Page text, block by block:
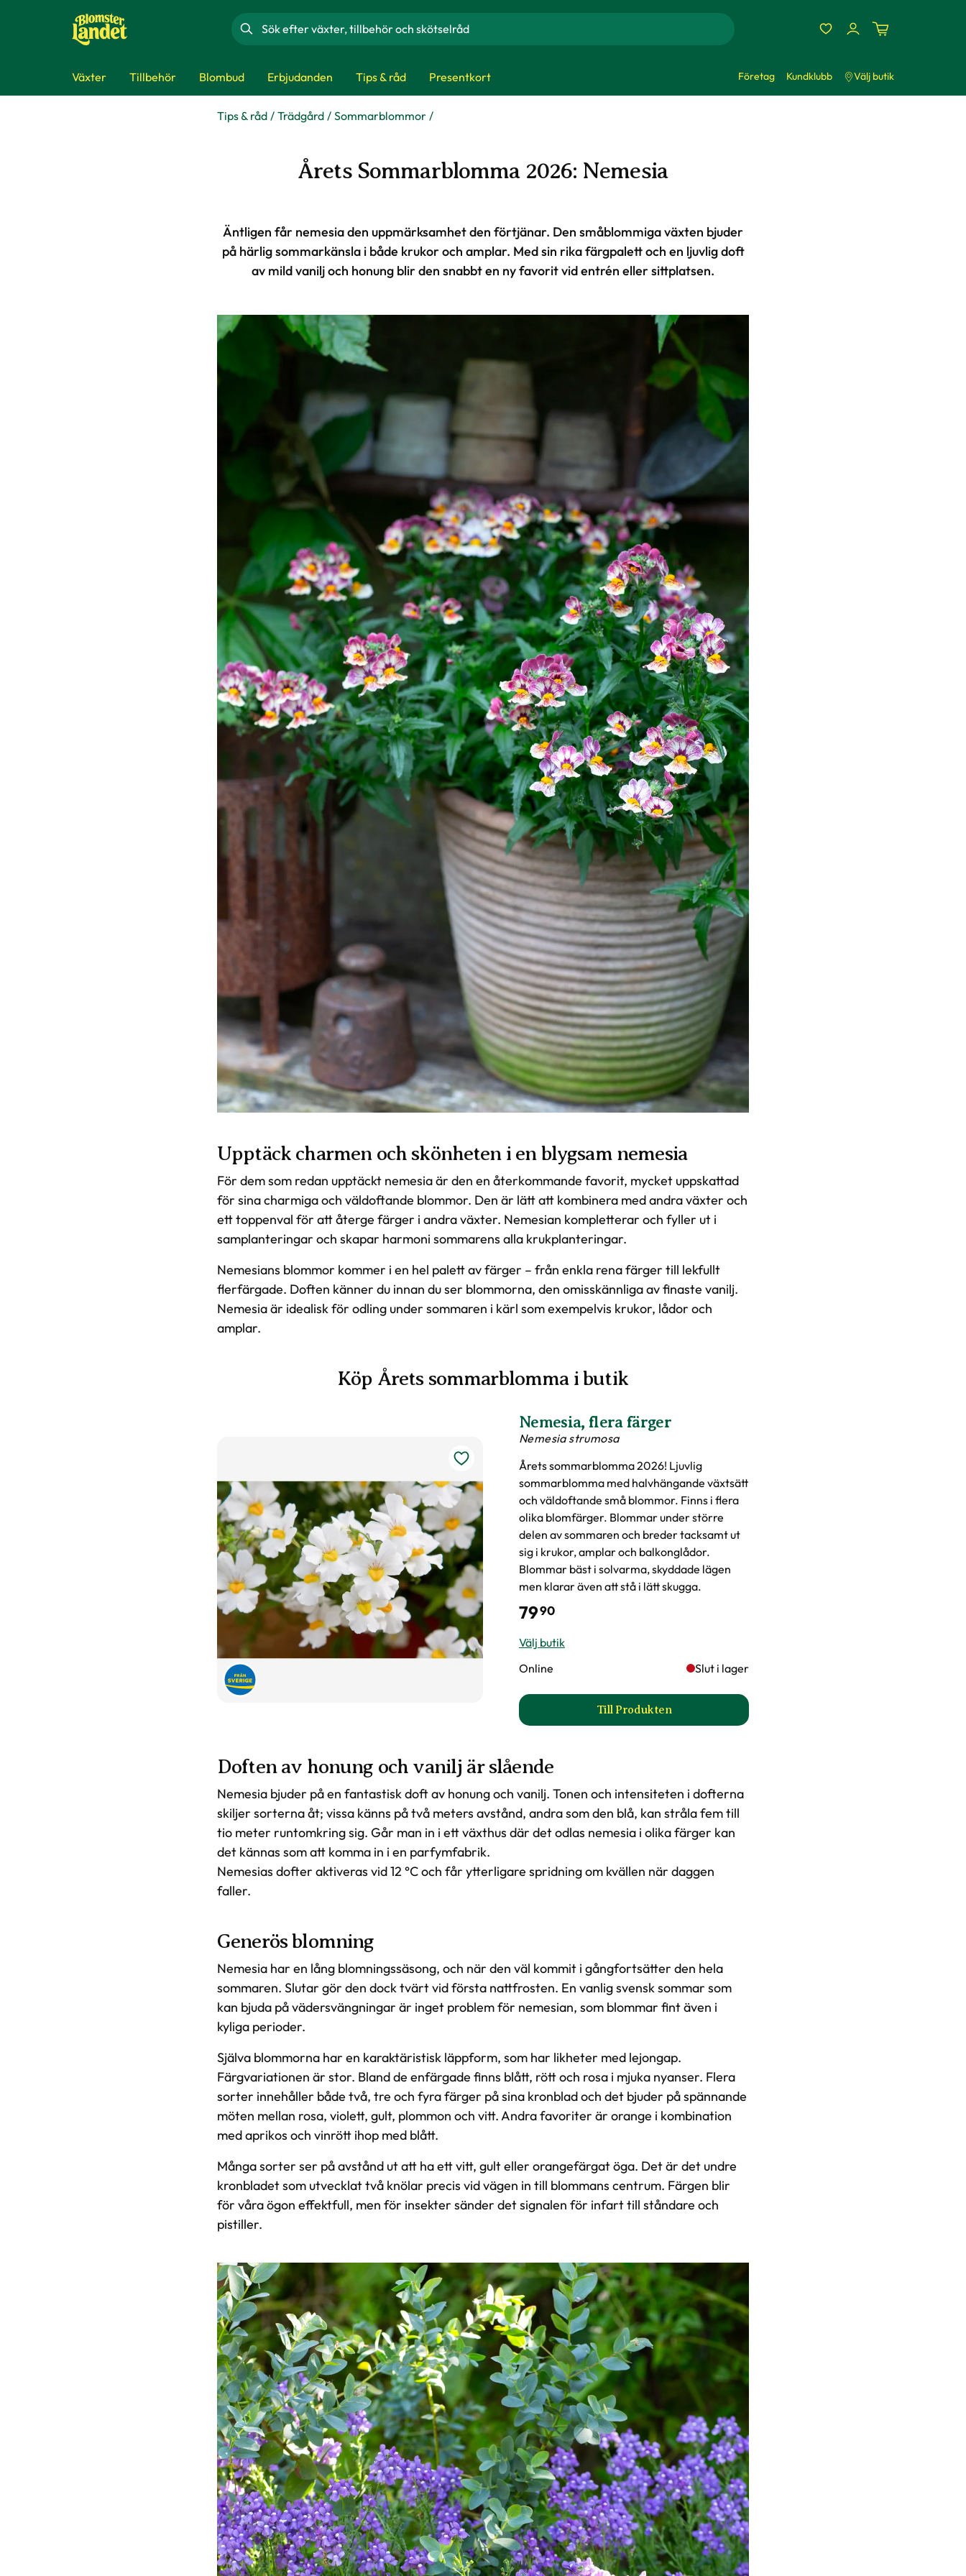
Sök
Växter Tillbehör Blombud Erbjudanden Tips & råd Presentkort Företag Kundklubb Välj butik
Tips & råd Trädgård Sommarblommor
Årets Sommarblomma 2026: Nemesia
Äntligen får nemesia den uppmärksamhet den förtjänar. Den småblommiga växten bjuder
på härlig sommarkänsla i både krukor och amplar. Med sin rika färgpalett och en ljuvlig doft
av mild vanilj och honung blir den snabbt en ny favorit vid entrén eller sittplatsen.
Upptäck charmen och skönheten i en blygsam nemesia
För dem som redan upptäckt nemesia är den en återkommande favorit, mycket uppskattad
för sina charmiga och väldoftande blommor. Den är lätt att kombinera med andra växter och
ett toppenval för att återge färger i andra växter. Nemesian kompletterar och fyller ut i
samplanteringar och skapar harmoni sommarens alla krukplanteringar.
Nemesians blommor kommer i en hel palett av färger – från enkla rena färger till lekfullt
flerfärgade. Doften känner du innan du ser blommorna, den omisskännliga av finaste vanilj.
Nemesia är idealisk för odling under sommaren i kärl som exempelvis krukor, lådor och
amplar.
Köp Årets sommarblomma i butik
Nemesia, flera färger
Nemesia strumosa
Årets sommarblomma 2026! Ljuvlig
sommarblomma med halvhängande växtsätt
och väldoftande små blommor. Finns i flera
olika blomfärger. Blommar under större
delen av sommaren och breder tacksamt ut
sig i krukor, amplar och balkonglådor.
Blommar bäst i solvarma, skyddade lägen
men klarar även att stå i lätt skugga.
7990
Välj butik
Online
Slut i lager
Till Produkten
till Nemesia, flera färger produktsida
Doften av honung och vanilj är slående
Nemesia bjuder på en fantastisk doft av honung och vanilj. Tonen och intensiteten i dofterna
skiljer sorterna åt; vissa känns på två meters avstånd, andra som den blå, kan stråla fem till
tio meter runtomkring sig. Går man in i ett växthus där det odlas nemesia i olika färger kan
det kännas som att komma in i en parfymfabrik.
Nemesias dofter aktiveras vid 12 °C och får ytterligare spridning om kvällen när daggen
faller.
Generös blomning
Nemesia har en lång blomningssäsong, och när den väl kommit i gångfortsätter den hela
sommaren. Slutar gör den dock tvärt vid första nattfrosten. En vanlig svensk sommar som
kan bjuda på vädersvängningar är inget problem för nemesian, som blommar fint även i
kyliga perioder.
Själva blommorna har en karaktäristisk läppform, som har likheter med lejongap.
Färgvariationen är stor. Bland de enfärgade finns blått, rött och rosa i mjuka nyanser. Flera
sorter innehåller både två, tre och fyra färger på sina kronblad och det bjuder på spännande
möten mellan rosa, violett, gult, plommon och vitt. Andra favoriter är orange i kombination
med aprikos och vinrött ihop med blått.
Många sorter ser på avstånd ut att ha ett vitt, gult eller orangefärgat öga. Det är det undre
kronbladet som utvecklat två knölar precis vid vägen in till blommans centrum. Färgen blir
för våra ögon effektfull, men för insekter sänder det signalen för infart till ståndare och
pistiller.